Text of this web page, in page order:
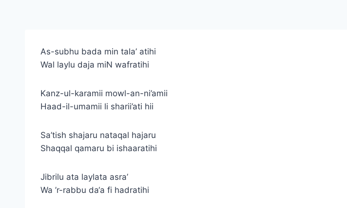
As-subhu bada min tala’ atihi
Wal laylu daja miN wafratihi
Kanz-ul-karamii mowl-an-ni’amii
Haad-il-umamii li sharii’ati hii
Sa’tish shajaru nataqal hajaru
Shaqqal qamaru bi ishaaratihi
Jibrilu ata laylata asra’
Wa ’r-rabbu da‘a fi hadratihi